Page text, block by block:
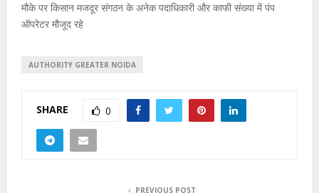
मौके पर किसान मजदूर संगठन के अनेक पदाधिकारी और काफी संख्या में पंप
ऑपरेटर मौजूद रहे
AUTHORITY GREATER NOIDA
SHARE 0
PREVIOUS POST